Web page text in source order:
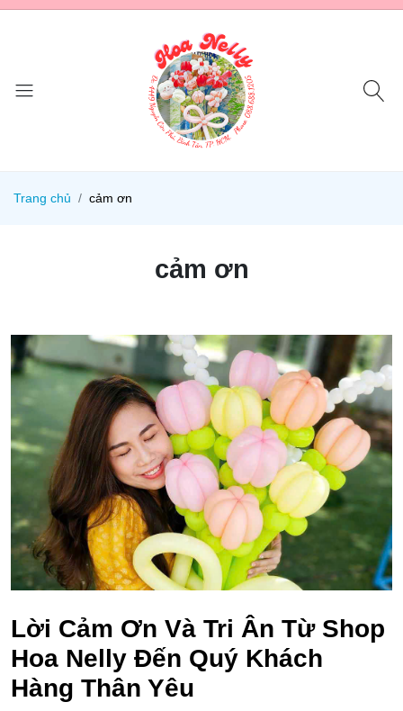
Trang chủ cảm ơn
cảm ơn
Lời Cảm Ơn Và Tri Ân Từ Shop
Hoa Nelly Đến Quý Khách
Hàng Thân Yêu